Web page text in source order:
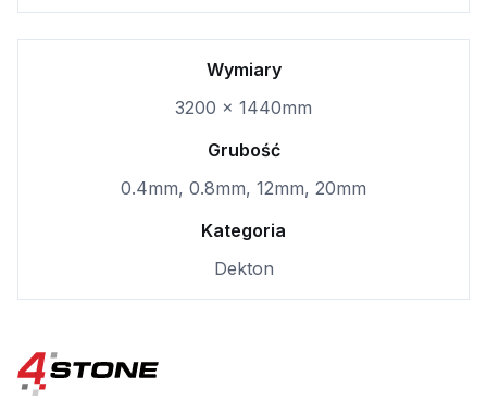
Wymiary
3200 x 1440mm
Grubość
0.4mm, 0.8mm, 12mm, 20mm
Kategoria
Dekton